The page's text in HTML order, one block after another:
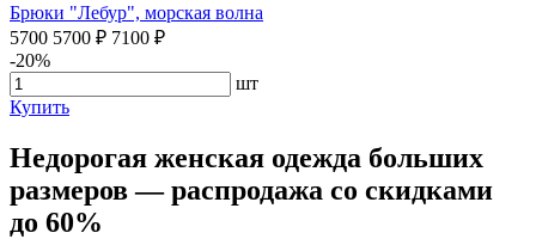
Брюки "Лебур", морская волна
5700 5700 ₽ 7100 ₽
-20%
шт
Купить
Недорогая женская одежда больших
размеров — распродажа со скидками
до 60%